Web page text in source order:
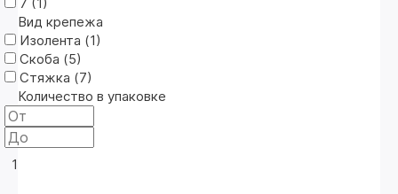
Вид крепежа
Изолента (1)
Скоба (5)
Стяжка (7)
Количество в упаковке
1